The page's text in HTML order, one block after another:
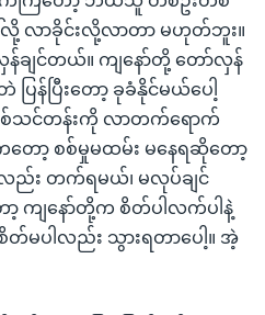
လာခိုင်းလို့လာတာ မဟုတ်ဘူး။
ချင်တယ်။ ကျနော်တို့ တော်လှန်
န်ပြီးတော့ ခုခံနိုင်မယ်ပေါ့
စစ်သင်တန်းကို လာတက်ရောက်
တော့ စစ်မှုမထမ်း မနေရဆိုတော့
လည်း တက်ရမယ်၊ မလုပ်ချင်
ကျနော်တို့က စိတ်ပါလက်ပါနဲ့
ပါလည်း သွားရတာပေါ့။ အဲ့